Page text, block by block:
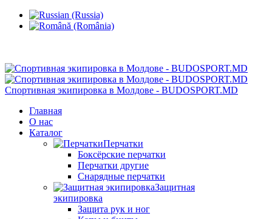
Спортивная экипировка в Молдове - BUDOSPORT.MD
Главная
О нас
Каталог
Перчатки
Боксёрские перчатки
Перчатки другие
Снарядные перчатки
Защитная
экипировка
Защита рук и ног